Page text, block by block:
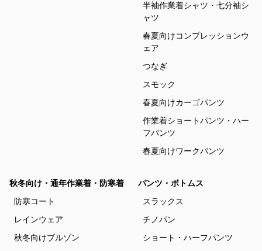
半袖作業着シャツ・七分袖シ
ャツ
春夏向けコンプレッションウ
ェア
つなぎ
スモック
春夏向けカーゴパンツ
作業着ショートパンツ・ハー
フパンツ
春夏向けワークパンツ
秋冬向け・通年作業着・防寒着
防寒コート
レインウェア
秋冬向けブルゾン
パンツ・ボトムス
スラックス
チノパン
ショート・ハーフパンツ